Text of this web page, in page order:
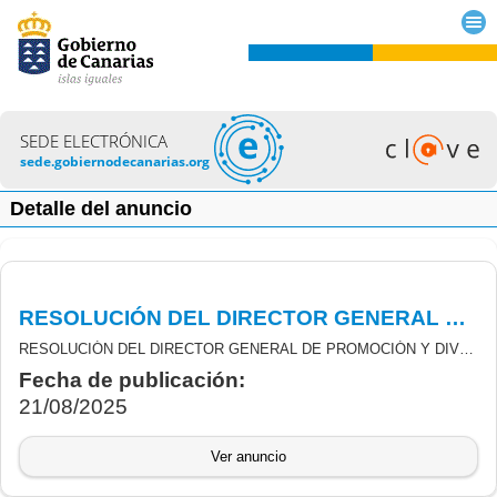
SEDE ELECTRÓNICA
sede.gobiernodecanarias.org
Detalle del anuncio
RESOLUCIÓN DEL DIRECTOR GENERAL DE PROMOCIÓN Y DIVERSIFICACIÓN ECONÓMICA POR LA QUE SE MODIFICA LA RESOLUCIÓN N.º 2196/2024, DE 19 DE DICIEMBRE.
RESOLUCIÓN DEL DIRECTOR GENERAL DE PROMOCIÓN Y DIVERSIFICACIÓN ECONÓMICA POR LA QUE SE MODIFICA LA RESOLUCIÓN N.º 2196/2024, DE 19 DE DICIEMBRE, DE LA DIRECCIÓN GENERAL DE PROMOCIÓN Y DIVERSIFICACIÓN ECONÓMICA, POR LA QUE SE RESUELVE LA CONCESIÓN DE LA LÍNEA 2 DEL PROGRAMA DE SUBVENCIONES PARA LA MEJORA DE LA COMPETITIVIDAD, LA SOSTENIBILIDAD, LA CREACIÓN Y EL CRECIMIENTO EMPRESARIAL DE CANARIAS.
Fecha de publicación:
21/08/2025
Ver anuncio